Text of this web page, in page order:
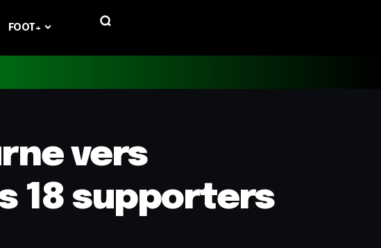
FOOT+
vers
18 supporters